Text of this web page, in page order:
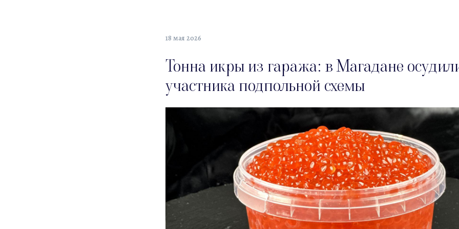
18 мая 2026
Тонна икры из гаража: в Магадане
участника подпольной схемы